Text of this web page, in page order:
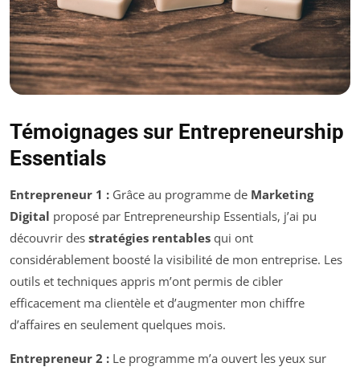
Témoignages sur Entrepreneurship
Essentials
Entrepreneur 1 : Grâce au programme de Marketing
Digital proposé par Entrepreneurship Essentials, j’ai pu
découvrir des stratégies rentables qui ont
considérablement boosté la visibilité de mon entreprise. Les
outils et techniques appris m’ont permis de cibler
efficacement ma clientèle et d’augmenter mon chiffre
d’affaires en seulement quelques mois.
Entrepreneur 2 : Le programme m’a ouvert les yeux sur